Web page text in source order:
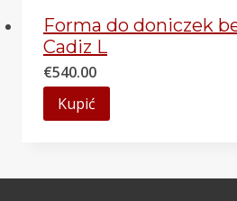
Forma do doniczek
Cadiz L
€540.00
Kupić